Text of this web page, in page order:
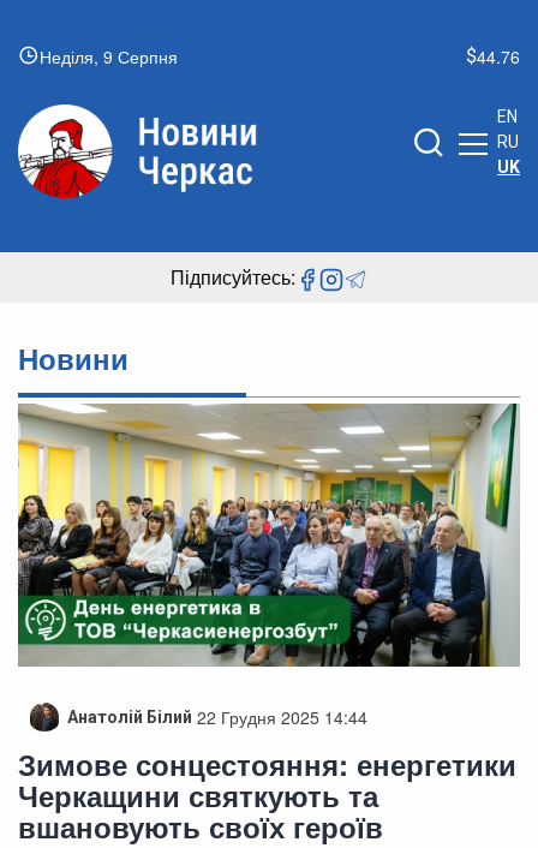
Неділя, 9 Серпня 44.76
EN
RU
UK
Підписуйтесь:
Новини
Анатолій Білий 22 Грудня 2025 14:44
Зимове сонцестояння: енергетики
Черкащини святкують та
вшановують своїх героїв